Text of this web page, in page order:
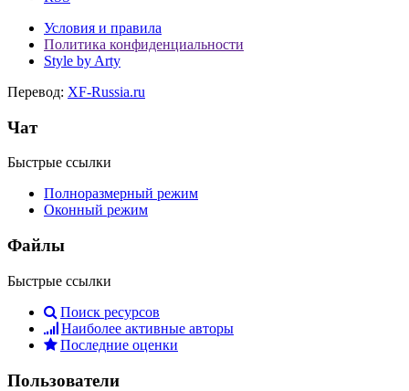
Условия и правила
Политика конфиденциальности
Style by Arty
Перевод: XF-Russia.ru
Чат
Быстрые ссылки
Полноразмерный режим
Оконный режим
Файлы
Быстрые ссылки
Поиск ресурсов
Наиболее активные авторы
Последние оценки
Пользователи